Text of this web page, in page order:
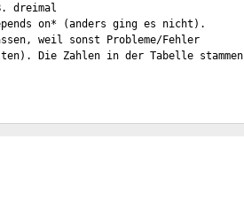
dreimal
on* (anders ging es nicht).
weil sonst Probleme/Fehler
Die Zahlen in der Tabelle stammen